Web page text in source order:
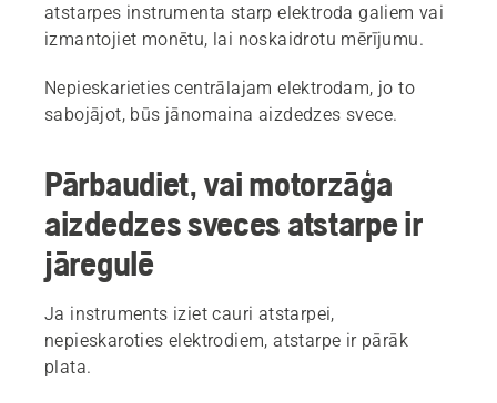
atstarpes instrumenta starp elektroda galiem vai
izmantojiet monētu, lai noskaidrotu mērījumu.
Nepieskarieties centrālajam elektrodam, jo to
sabojājot, būs jānomaina aizdedzes svece.
Pārbaudiet, vai motorzāģa
aizdedzes sveces atstarpe ir
jāregulē
Ja instruments iziet cauri atstarpei,
nepieskaroties elektrodiem, atstarpe ir pārāk
plata.